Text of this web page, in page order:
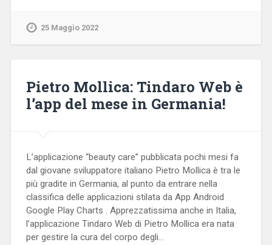
25 Maggio 2022
Pietro Mollica: Tindaro Web è
l’app del mese in Germania!
L’applicazione “beauty care” pubblicata pochi mesi fa
dal giovane sviluppatore italiano Pietro Mollica è tra le
più gradite in Germania, al punto da entrare nella
classifica delle applicazioni stilata da App Android
Google Play Charts . Apprezzatissima anche in Italia,
l’applicazione Tindaro Web di Pietro Mollica era nata
per gestire la cura del corpo degli…